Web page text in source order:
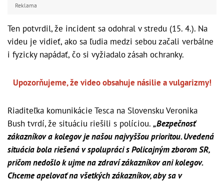
Reklama
Ten potvrdil, že incident sa odohral v stredu (15. 4.). Na
videu je vidieť, ako sa ľudia medzi sebou začali verbálne
i fyzicky napádať, čo si vyžiadalo zásah ochranky.
Upozorňujeme, že video obsahuje násilie a vulgarizmy!
Riaditeľka komunikácie Tesca na Slovensku Veronika
Bush tvrdí, že situáciu riešili s políciou. „Bezpečnosť
zákazníkov a kolegov je našou najvyššou prioritou. Uvedená
situácia bola riešená v spolupráci s Policajným zborom SR,
pričom nedošlo k ujme na zdraví zákazníkov ani kolegov.
Chceme apelovať na všetkých zákazníkov, aby sa v